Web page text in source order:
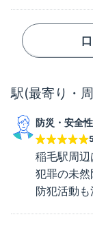
駅(最寄り・
防災・安全性
5
稲毛駅周辺
犯罪の未
防犯活動も